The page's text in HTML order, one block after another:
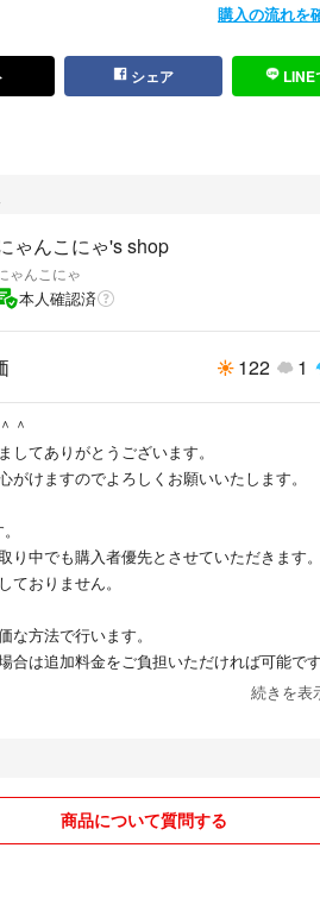
購入の流れを
シェア LINE
ゃんこにゃ's shop
ゃんこにゃ
本人確認済
122 1
＾
してありがとうございます。
がけますのでよろしくお願いいたします。
り中でも購入者優先とさせていただきます。
ておりません。
な方法で行います。
合は追加料金をご負担いただければ可能です
さい。
包の場合リサイクル品を使用する場合があり
続きを表
商品について質問する